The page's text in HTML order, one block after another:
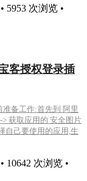
5953 次浏览 •
客授权登录插
准备工作:首先到 阿里
获取应用的 安全图片
自己要使用的应用,生
10642 次浏览 •